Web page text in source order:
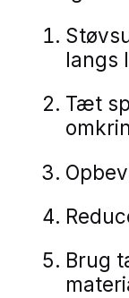
langs
Tæt
Brug